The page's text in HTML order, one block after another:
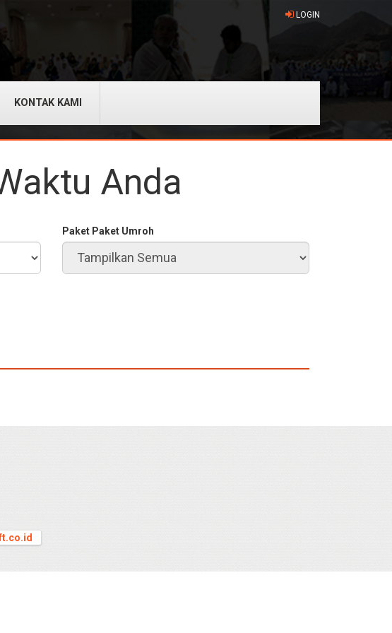
LOGIN
KONTAK KAMI
Anda
Paket Paket Umroh